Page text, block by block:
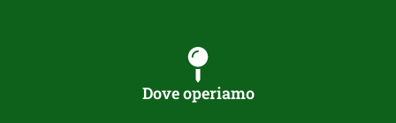
Dove operiamo